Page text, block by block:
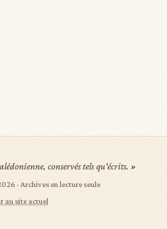
conservés tels qu'écrits. »
· Archives en lecture seule
au site actuel